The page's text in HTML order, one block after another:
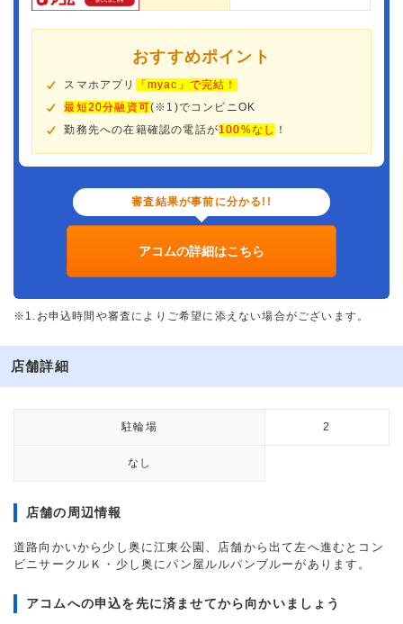
おすすめポイント
スマホアプリ
「myac」で完結！
最短20分融資可(※1)でコンビニOK
勤務先への在籍確認の電話が100%なし ！
審査結果が事前に分かる!!
アコムの詳細はこちら
※1.お申込時間や審査によりご希望に添えない場合がございます。
店舗詳細
駐輪場 2
なし
店舗の周辺情報
道路向かいから少し奥に江東公園、店舗から出て左へ進むとコン
ビニサークルＫ・少し奥にパン屋ルルパンブルーがあります。
アコムへの申込を先に済ませてから向かいましょう